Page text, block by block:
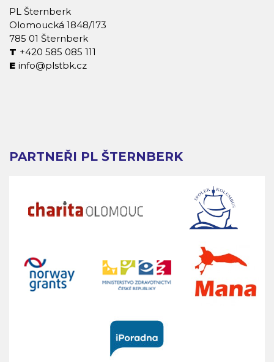
PL Šternberk
Olomoucká 1848/173
785 01 Šternberk
+420 585 085 111
info@plstbk.cz
PARTNEŘI PL ŠTERNBERK